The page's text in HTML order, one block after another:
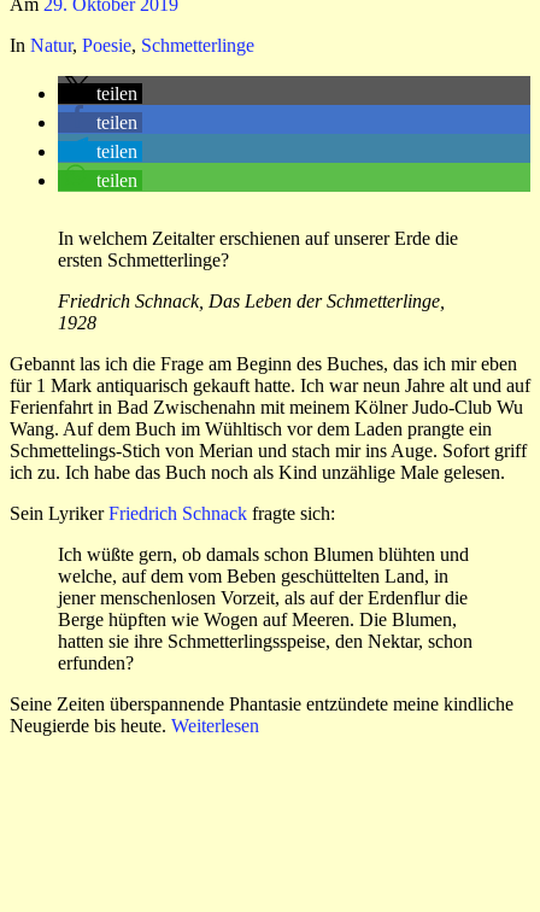
Am 29. Oktober 2019
In Natur, Poesie, Schmetterlinge
teilen
teilen
teilen
teilen
In welchem Zeitalter erschienen auf unserer Erde die
ersten Schmetterlinge?
Friedrich Schnack, Das Leben der Schmetterlinge,
1928
Gebannt las ich die Frage am Beginn des Buches, das ich mir eben
für 1 Mark antiquarisch gekauft hatte. Ich war neun Jahre alt und auf
Ferienfahrt in Bad Zwischenahn mit meinem Kölner Judo-Club Wu
Wang. Auf dem Buch im Wühltisch vor dem Laden prangte ein
Schmettelings-Stich von Merian und stach mir ins Auge. Sofort griff
ich zu. Ich habe das Buch noch als Kind unzählige Male gelesen.
Sein LyrikerFriedrich Schnack fragte sich:
Ich wüßte gern, ob damals schon Blumen blühten und
welche, auf dem vom Beben geschüttelten Land, in
jener menschenlosen Vorzeit, als auf der Erdenflur die
Berge hüpften wie Wogen auf Meeren. Die Blumen,
hatten sie ihre Schmetterlingsspeise, den Nektar, schon
erfunden?
Seine Zeiten überspannende Phantasie entzündete meine kindliche
Neugierde bis heute. Weiterlesen